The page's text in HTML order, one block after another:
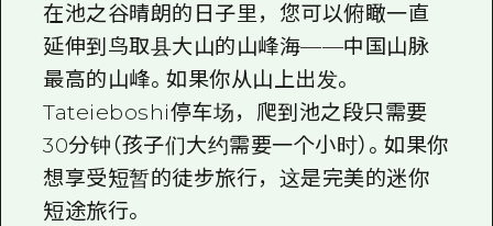
在池之谷晴朗的日子里，您可以俯瞰一直
延伸到鸟取县大山的山峰海——中国山脉
最高的山峰。如果你从山上出发。
Tateieboshi停车场，爬到池之段只需要
30分钟（孩子们大约需要一个小时）。如果你
想享受短暂的徒步旅行，这是完美的迷你
短途旅行。